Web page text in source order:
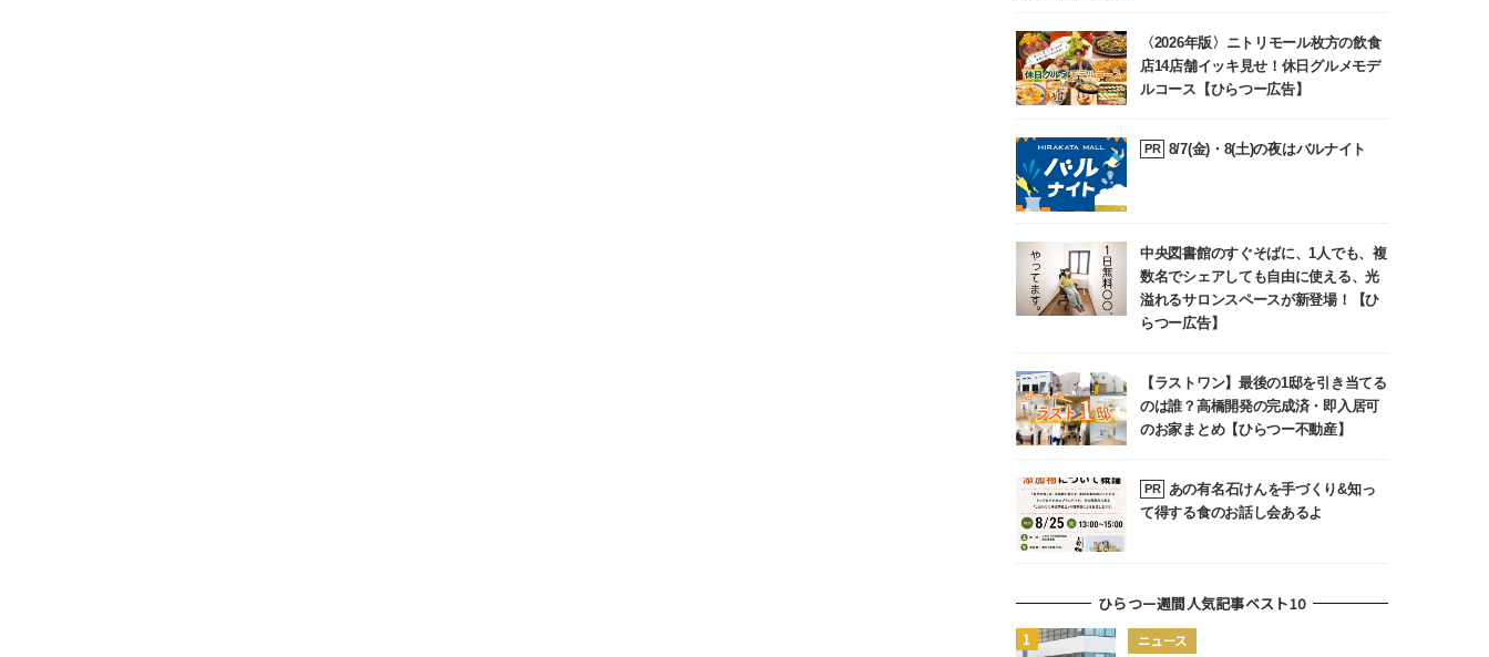
〈2026年版〉ニトリモール枚方の飲食
店14店舗イッキ見せ！休日グルメモデ
ルコース【ひらつー広告】
PR 8/7(金)・8(土)の夜はバルナイト
中央図書館のすぐそばに、1人でも、複
数名でシェアしても自由に使える、光
溢れるサロンスペースが新登場！【ひ
らつー広告】
【ラストワン】最後の1邸を引き当てる
のは誰？高橋開発の完成済・即入居可
のお家まとめ【ひらつー不動産】
PR
あの有名石けんを手づくり&知っ
て得する食のお話し会あるよ
ひらつー週間人気記事ベスト10
ニュース